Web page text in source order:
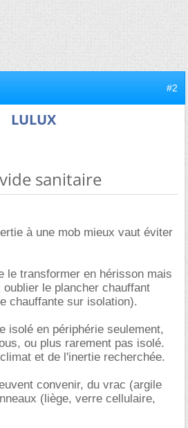
#2
LULUX
sanitaire
à une mob mieux vaut éviter
le transformer en hérisson mais
le plancher chauffant
chauffante sur isolation).
isolé en périphérie seulement,
ou plus rarement pas isolé.
et de l'inertie recherchée.
convenir, du vrac (argile
(liège, verre cellulaire,